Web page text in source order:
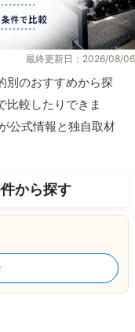
最終更新日：2026/08/06
別のおすすめから探
比較したりできま
公式情報と独自取材
から探す